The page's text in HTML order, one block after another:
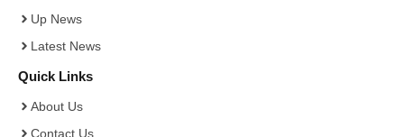
Up News
Latest News
Quick Links
About Us
Contact Us